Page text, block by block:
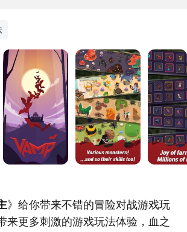
》给你带来不错的冒险对战游戏玩
来更多刺激的游戏玩法体验，血之